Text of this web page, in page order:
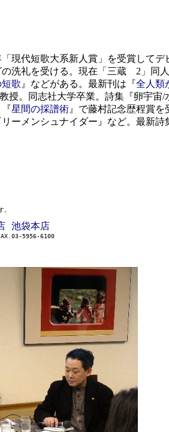
代短歌大系新人賞」を受賞してデ
洗礼を受ける。現在「三蔵 2」同人
歌 』などがある。最新刊は『全人類
。同志社大学卒業。詩集『卵宇宙/
『星間の採譜術 』で藤村記念歴程賞
リーメンシュナイダー』など。最新詩
池袋本店
5956-6100